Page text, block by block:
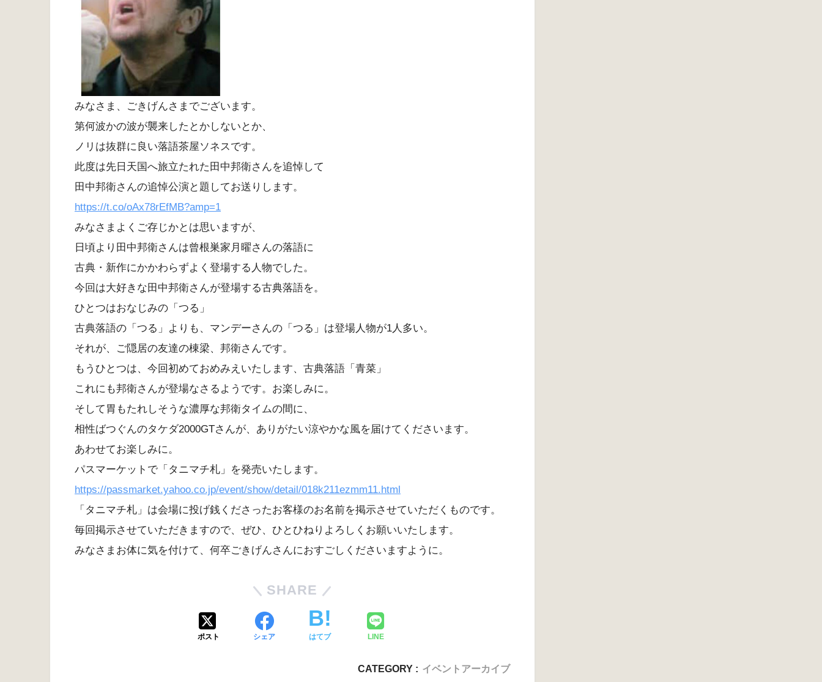
みなさま、ごきげんさまでございます。
第何波かの波が襲来したとかしないとか、
ノリは抜群に良い落語茶屋ソネスです。
此度は先日天国へ旅立たれた田中邦衛さんを追悼して
田中邦衛さんの追悼公演と題してお送りします。
https://t.co/oAx78rEfMB?amp=1
みなさまよくご存じかとは思いますが、
日頃より田中邦衛さんは曾根巣家月曜さんの落語に
古典・新作にかかわらずよく登場する人物でした。
今回は大好きな田中邦衛さんが登場する古典落語を。
ひとつはおなじみの「つる」
古典落語の「つる」よりも、マンデーさんの「つる」は登場人物が1人多い。
それが、ご隠居の友達の棟梁、邦衛さんです。
もうひとつは、今回初めておめみえいたします、古典落語「青菜」
これにも邦衛さんが登場なさるようです。お楽しみに。
そして胃もたれしそうな濃厚な邦衛タイムの間に、
相性ばつぐんのタケダ2000GTさんが、ありがたい涼やかな風を届けてくださいます。
あわせてお楽しみに。
パスマーケットで「タニマチ札」を発売いたします。
https://passmarket.yahoo.co.jp/event/show/detail/018k211ezmm11.html
「タニマチ札」は会場に投げ銭くださったお客様のお名前を掲示させていただくものです。
毎回掲示させていただきますので、ぜひ、ひとひねりよろしくお願いいたします。
みなさまお体に気を付けて、何卒ごきげんさんにおすごしくださいますように。
SHARE
ポスト シェア はてブ LINE
CATEGORY : イベントアーカイブ